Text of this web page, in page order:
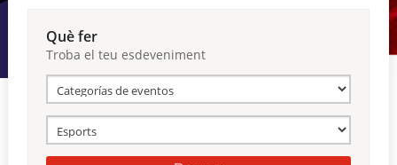
Reserves
Què fer
Troba el teu esdeveniment